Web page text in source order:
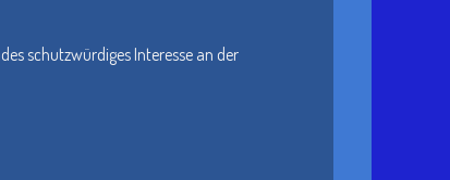
schutzwürdiges Interesse an der